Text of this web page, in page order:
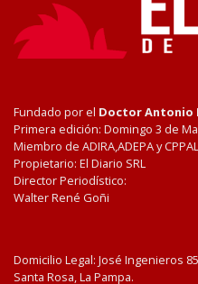
Fundado por el Doctor Antonio
Primera edición: Domingo 3 de
Miembro de ADIRA,ADEPA y CPPAL
Propietario: El Diario SRL
Director Periodístico:
Walter René Goñi
Domicilio Legal: José Ingenieros
Santa Rosa, La Pampa.